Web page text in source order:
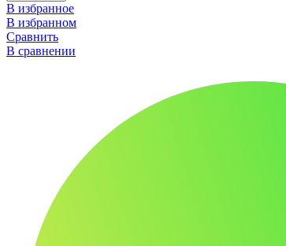
В избранное
В избранном
Сравнить
В сравнении